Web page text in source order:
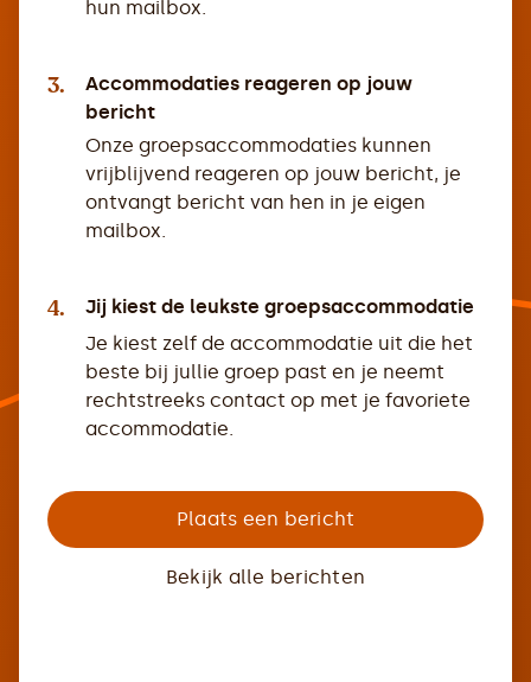
hun mailbox.
3.
Accommodaties reageren op jouw
bericht
Onze groepsaccommodaties kunnen
vrijblijvend reageren op jouw bericht, je
ontvangt bericht van hen in je eigen
mailbox.
4.
Jij kiest de leukste groepsaccommodatie
Je kiest zelf de accommodatie uit die het
beste bij jullie groep past en je neemt
rechtstreeks contact op met je favoriete
accommodatie.
Plaats een bericht
Bekijk alle berichten